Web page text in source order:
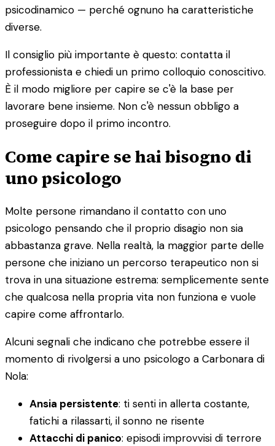
psicodinamico — perché ognuno ha caratteristiche
diverse.
Il consiglio più importante è questo: contatta il
professionista e chiedi un primo colloquio conoscitivo.
È il modo migliore per capire se c'è la base per
lavorare bene insieme. Non c'è nessun obbligo a
proseguire dopo il primo incontro.
Come capire se hai bisogno di
uno psicologo
Molte persone rimandano il contatto con uno
psicologo pensando che il proprio disagio non sia
abbastanza grave. Nella realtà, la maggior parte delle
persone che iniziano un percorso terapeutico non si
trova in una situazione estrema: semplicemente sente
che qualcosa nella propria vita non funziona e vuole
capire come affrontarlo.
Alcuni segnali che indicano che potrebbe essere il
momento di rivolgersi a uno psicologo a Carbonara di
Nola:
Ansia persistente: ti senti in allerta costante,
fatichi a rilassarti, il sonno ne risente
Attacchi di panico: episodi improvvisi di terrore